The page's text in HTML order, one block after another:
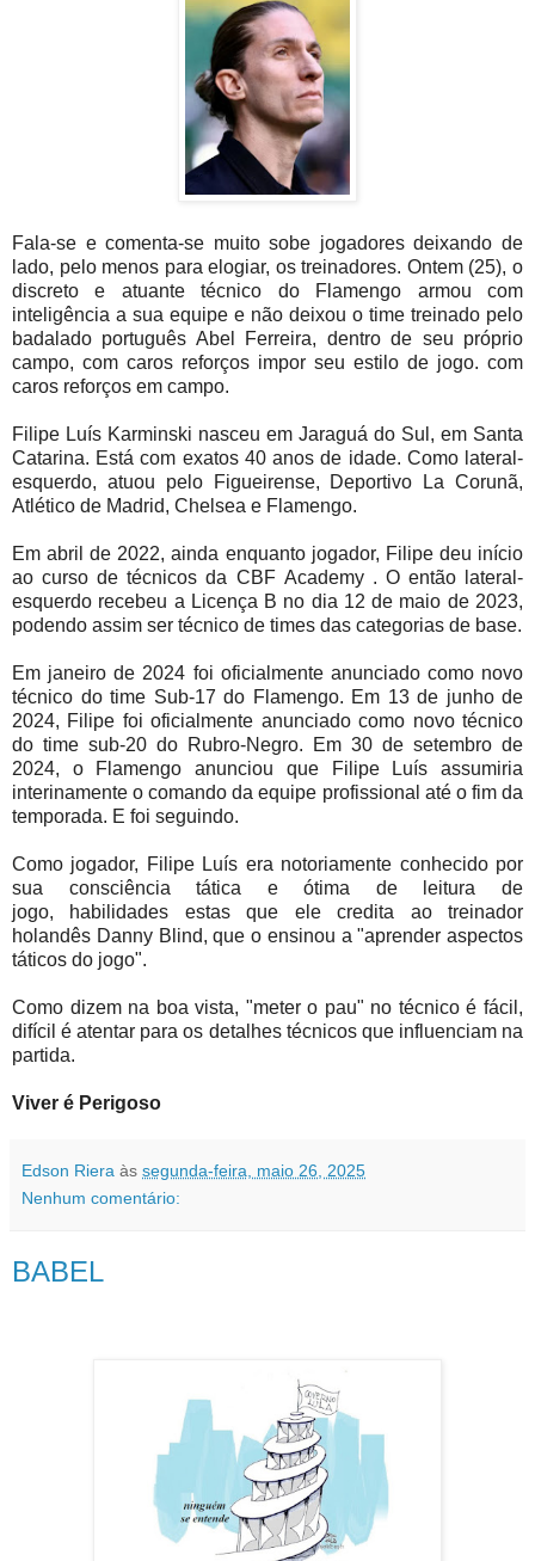
Fala-se e comenta-se muito sobe jogadores deixando de
lado, pelo menos para elogiar, os treinadores. Ontem (25), o
discreto e atuante técnico do Flamengo armou com
inteligência a sua equipe e não deixou o time treinado pelo
badalado português Abel Ferreira, dentro de seu próprio
campo, com caros reforços impor seu estilo de jogo. com
caros reforços em campo.
Filipe Luís Karminski nasceu em Jaraguá do Sul, em Santa
Catarina. Está com exatos 40 anos de idade. Como lateral-
esquerdo, atuou pelo Figueirense, Deportivo La Corunã,
Atlético de Madrid, Chelsea e Flamengo.
Em abril de 2022, ainda enquanto jogador, Filipe deu início
ao curso de técnicos da CBF Academy . O então lateral-
esquerdo recebeu a Licença B no dia 12 de maio de 2023,
podendo assim ser técnico de times das categorias de base.
Em janeiro de 2024 foi oficialmente anunciado como novo
técnico do time Sub-17 do Flamengo. Em 13 de junho de
2024, Filipe foi oficialmente anunciado como novo técnico
do time sub-20 do Rubro-Negro. Em 30 de setembro de
2024, o Flamengo anunciou que Filipe Luís assumiria
interinamente o comando da equipe profissional até o fim da
temporada. E foi seguindo.
Como jogador, Filipe Luís era notoriamente conhecido por
sua consciência tática e ótima de leitura de
jogo, habilidades estas que ele credita ao treinador
holandês Danny Blind, que o ensinou a "aprender aspectos
táticos do jogo".
Como dizem na boa vista, "meter o pau" no técnico é fácil,
difícil é atentar para os detalhes técnicos que influenciam na
partida.
Viver é Perigoso
Edson Riera às segunda-feira, maio 26, 2025
Nenhum comentário:
BABEL